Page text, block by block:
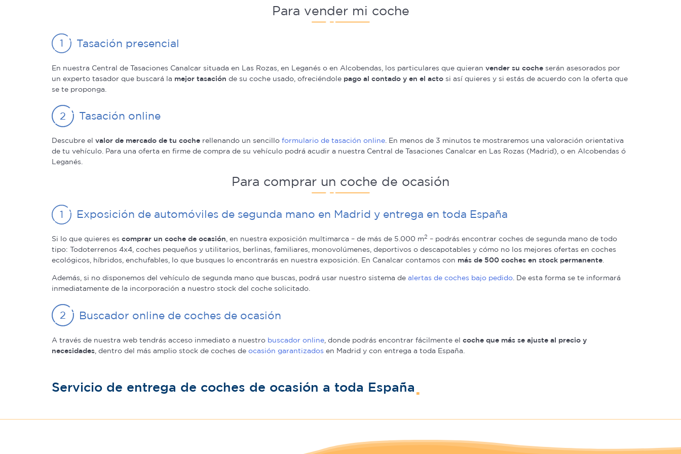
Para vender mi coche
Tasación presencial
En nuestra Central de Tasaciones Canalcar situada en Las Rozas, en Leganés o en Alcobendas, los particulares que quieran vender su coche serán asesorados por
un experto tasador que buscará la mejor tasación de su coche usado, ofreciéndole pago al contado y en el acto si así quieres y si estás de acuerdo con la oferta que
se te proponga.
Tasación online
Descubre el valor de mercado de tu coche rellenando un sencillo formulario de tasación online. En menos de 3 minutos te mostraremos una valoración orientativa
de tu vehículo. Para una oferta en firme de compra de su vehículo podrá acudir a nuestra Central de Tasaciones Canalcar en Las Rozas (Madrid), o en Alcobendas ó
Leganés.
Para comprar un coche de ocasión
Exposición de automóviles de segunda mano en Madrid y entrega en toda España
Si lo que quieres es comprar un coche de ocasión , en nuestra exposición multimarca – de más de 5.000 m2 – podrás encontrar coches de segunda mano de todo
tipo: Todoterrenos 4x4, coches pequeños y utilitarios, berlinas, familiares, monovolúmenes, deportivos o descapotables y cómo no los mejores ofertas en coches
ecológicos, híbridos, enchufables, lo que busques lo encontrarás en nuestra exposición. En Canalcar contamos con más de 500 coches en stock permanente
Además, si no disponemos del vehículo de segunda mano que buscas, podrá usar nuestro sistema de alertas de coches bajo pedido . De esta forma se te informará
inmediatamente de la incorporación a nuestro stock del coche solicitado.
Buscador online de coches de ocasión
A través de nuestra web tendrás acceso inmediato a nuestro buscador online , donde podrás encontrar fácilmente el coche que más se ajuste al precio y
necesidades , dentro del más amplio stock de coches de ocasión garantizados en Madrid y con entrega a toda España.
Servicio de entrega de coches de ocasión a toda España